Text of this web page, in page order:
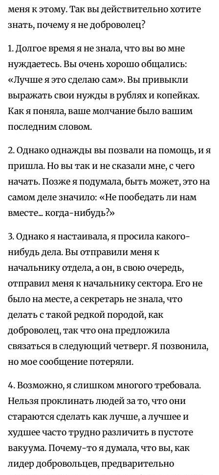
меня к этому. Так вы действительно хотите
знать, почему я не доброволец?
1. Долгое время я не знала, что вы во мне
нуждаетесь. Вы очень хорошо общались:
«Лучше я это сделаю сам». Вы привыкли
выражать свои нужды в рублях и копейках.
Как я поняла, ваше молчание было вашим
последним словом.
2. Однако однажды вы позвали на помощь, и я
пришла. Но вы так и не сказали мне, с чего
начать. Позже я подумала, быть может, это на
самом деле значило: «Не пообедать ли нам
вместе... когда-нибудь?»
3. Однако я настаивала, я просила какого-
нибудь дела. Вы отправили меня к
начальнику отдела, а он, в свою очередь,
отправил меня к начальнику сектора. Его не
было на месте, а секретарь не знала, что
делать с такой редкой породой, как
доброволец, так что она предложила
связаться в следующий четверг. Я позвонила,
но мое сообщение потеряли.
4. Возможно, я слишком многого требовала.
Нельзя проклинать людей за то, что они
стараются сделать как лучше, а лучшее и
худшее часто трудно различить в пустоте
вакуума. Почему-то я думала, что вы, как
лидер добровольцев, предварительно